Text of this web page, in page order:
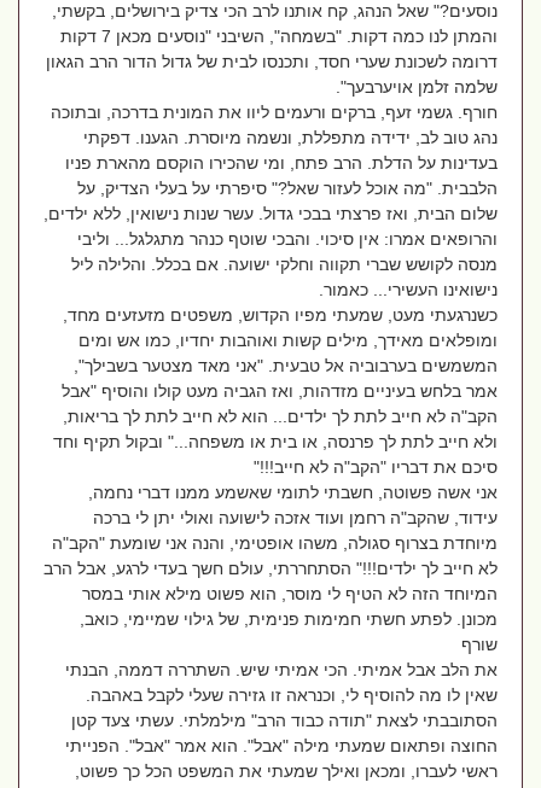
נוסעים?" שאל הנהג, קח אותנו לרב הכי צדיק בירושלים, בקשתי,
והמתן לנו כמה דקות. "בשמחה", השיבני "נוסעים מכאן 7 דקות
דרומה לשכונת שערי חסד, ותכנסו לבית של גדול הדור הרב הגאון
שלמה זלמן אויערבעך".
חורף. גשמי זעף, ברקים ורעמים ליוו את המונית בדרכה, ובתוכה
נהג טוב לב, ידידה מתפללת, ונשמה מיוסרת. הגענו. דפקתי
בעדינות על הדלת. הרב פתח, ומי שהכירו הוקסם מהארת פניו
הלבבית. "מה אוכל לעזור שאל?" סיפרתי על בעלי הצדיק, על
שלום הבית, ואז פרצתי בבכי גדול. עשר שנות נישואין, ללא ילדים,
והרופאים אמרו: אין סיכוי. והבכי שוטף כנהר מתגלגל... וליבי
מנסה לקושש שברי תקווה וחלקי ישועה. אם בכלל. והלילה ליל
נישואינו העשירי... כאמור.
כשנרגעתי מעט, שמעתי מפיו הקדוש, משפטים מזעזעים מחד,
ומופלאים מאידך, מילים קשות ואוהבות יחדיו, כמו אש ומים
המשמשים בערבוביה אל טבעית. "אני מאד מצטער בשבילך",
אמר בלחש בעיניים מזדהות, ואז הגביה מעט קולו והוסיף "אבל
הקב"ה לא חייב לתת לך ילדים... הוא לא חייב לתת לך בריאות,
ולא חייב לתת לך פרנסה, או בית או משפחה..." ובקול תקיף וחד
סיכם את דבריו "הקב"ה לא חייב!!!"
אני אשה פשוטה, חשבתי לתומי שאשמע ממנו דברי נחמה,
עידוד, שהקב"ה רחמן ועוד אזכה לישועה ואולי יתן לי ברכה
מיוחדת בצרוף סגולה, משהו אופטימי, והנה אני שומעת "הקב"ה
לא חייב לך ילדים!!!" הסתחררתי, עולם חשך בעדי לרגע, אבל הרב
המיוחד הזה לא הטיף לי מוסר, הוא פשוט מילא אותי במסר
מכונן. לפתע חשתי חמימות פנימית, של גילוי שמיימי, כואב,
שורף
את הלב אבל אמיתי. הכי אמיתי שיש. השתררה דממה, הבנתי
שאין לו מה להוסיף לי, וכנראה זו גזירה שעלי לקבל באהבה.
הסתובבתי לצאת "תודה כבוד הרב" מילמלתי. עשתי צעד קטן
החוצה ופתאום שמעתי מילה "אבל". הוא אמר "אבל". הפנייתי
ראשי לעברו, ומכאן ואילך שמעתי את המשפט הכל כך פשוט,